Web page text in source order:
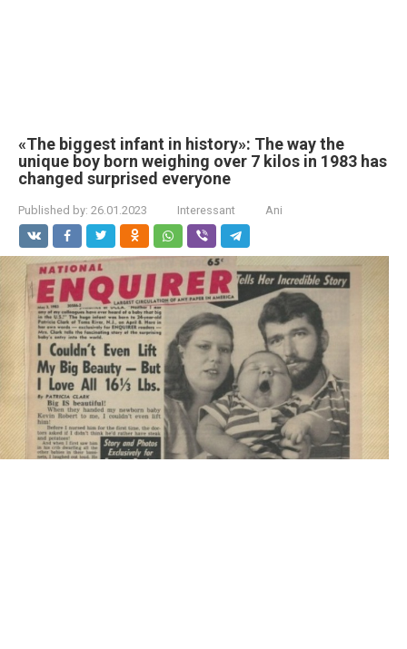
«The biggest infant in history»: The way the
unique boy born weighing over 7 kilos in 1983 has
changed surprised everyone
Published by: 26.01.2023 Interessant Ani